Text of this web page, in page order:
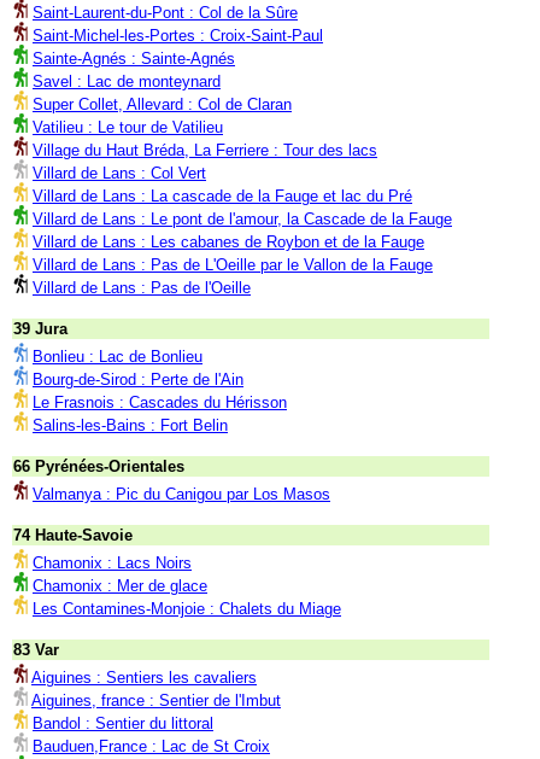
Saint-Laurent-du-Pont : Col de la Sûre
Saint-Michel-les-Portes : Croix-Saint-Paul
Sainte-Agnés : Sainte-Agnés
Savel : Lac de monteynard
Super Collet, Allevard : Col de Claran
Vatilieu : Le tour de Vatilieu
Village du Haut Bréda, La Ferriere : Tour des lacs
Villard de Lans : Col Vert
Villard de Lans : La cascade de la Fauge et lac du Pré
Villard de Lans : Le pont de l'amour, la Cascade de la Fauge
Villard de Lans : Les cabanes de Roybon et de la Fauge
Villard de Lans : Pas de L'Oeille par le Vallon de la Fauge
Villard de Lans : Pas de l'Oeille
39 Jura
Bonlieu : Lac de Bonlieu
Bourg-de-Sirod : Perte de l'Ain
Le Frasnois : Cascades du Hérisson
Salins-les-Bains : Fort Belin
66 Pyrénées-Orientales
Valmanya : Pic du Canigou par Los Masos
74 Haute-Savoie
Chamonix : Lacs Noirs
Chamonix : Mer de glace
Les Contamines-Monjoie : Chalets du Miage
83 Var
Aiguines : Sentiers les cavaliers
Aiguines, france : Sentier de l'Imbut
Bandol : Sentier du littoral
Bauduen,France : Lac de St Croix